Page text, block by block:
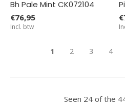
Bh Pale Mint CK072104
€76,95
Incl. btw
1 2 3 4
Seen 24 of the